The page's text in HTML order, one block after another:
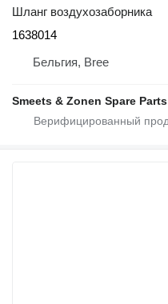
Шланг воздухозаборника
1638014
Бельгия, Bree
Smeets & Zonen Spare Parts